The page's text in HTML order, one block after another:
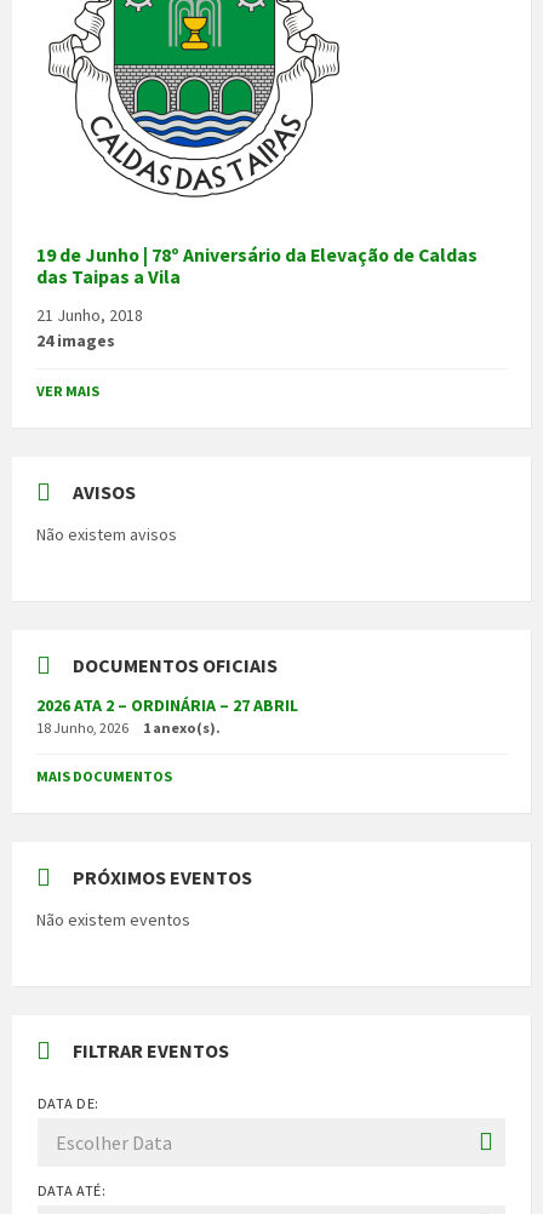
19 de Junho | 78º Aniversário da Elevação de Caldas
das Taipas a Vila
21 Junho, 2018
24 images
VER MAIS
AVISOS
Não existem avisos
DOCUMENTOS OFICIAIS
2026 ATA 2 – ORDINÁRIA – 27 ABRIL
18 Junho, 2026 1 anexo(s).
MAIS DOCUMENTOS
PRÓXIMOS EVENTOS
Não existem eventos
FILTRAR EVENTOS
DATA DE:
DATA ATÉ: